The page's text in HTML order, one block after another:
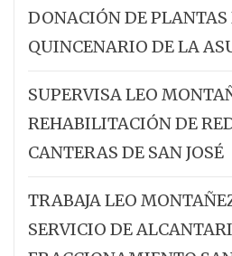
DONACIÓN DE
QUINCENARIO DE LA
SUPERVISA LEO
REHABILITACIÓN DE
CANTERAS DE SAN JOSÉ
TRABAJA LEO
SERVICIO DE